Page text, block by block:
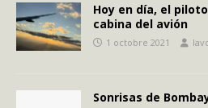
Hoy en día, el
cabina del avión
1 octobre 2021
Sonrisas de